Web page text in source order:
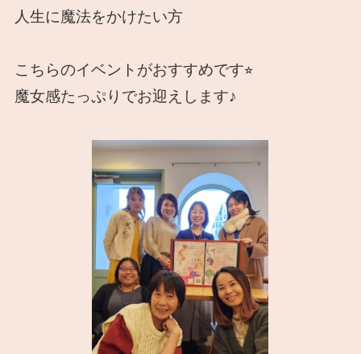
人生に魔法をかけたい方
こちらのイベントがおすすめです⭐︎
魔女感たっぷりでお迎えします♪